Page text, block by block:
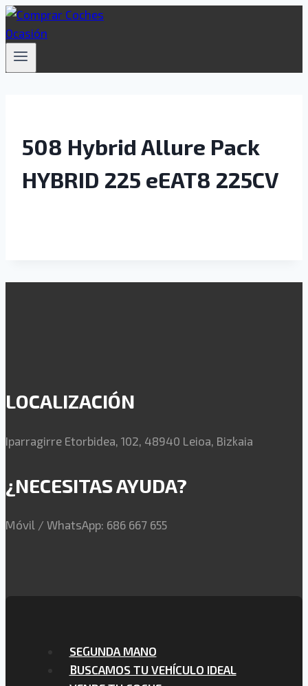
Saltar
al
contenido
508 Hybrid Allure Pack
HYBRID 225 eEAT8 225CV
LOCALIZACIÓN
Iparragirre Etorbidea, 102, 48940 Leioa, Bizkaia
¿NECESITAS AYUDA?
Móvil / WhatsApp: 686 667 655
SEGUNDA MANO
BUSCAMOS TU VEHÍCULO IDEAL